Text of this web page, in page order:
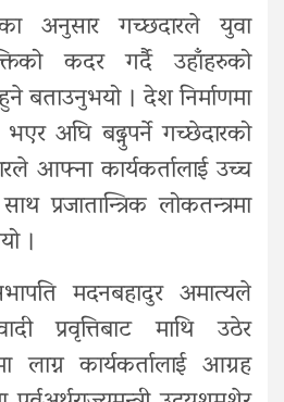
अनुसार गच्छदारले युवा
कदर गर्दै उहाँहरुको
बताउनुभयो । देश निर्माणमा
अघि बढ्नुपर्ने गच्छेदारको
आफ्ना कार्यकर्तालाई उच्च
प्रजातान्त्रिक लोकतन्त्रमा
।
मदनबहादुर अमात्यले
प्रवृत्तिबाट माथि उठेर
लाग्न कार्यकर्तालाई आग्रह